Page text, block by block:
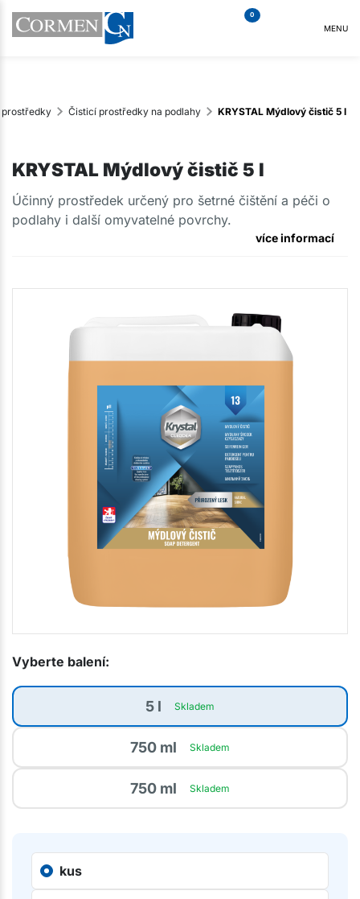
0
MENU
Čisticí prostředky na podlahy KRYSTAL Mýdlový čistič 5 l
KRYSTAL Mýdlový čistič 5 l
Účinný prostředek určený pro šetrné čištění a péči o
podlahy i další omyvatelné povrchy.
více informací
Vyberte balení:
5 l Skladem
750 ml Skladem
750 ml Skladem
kus